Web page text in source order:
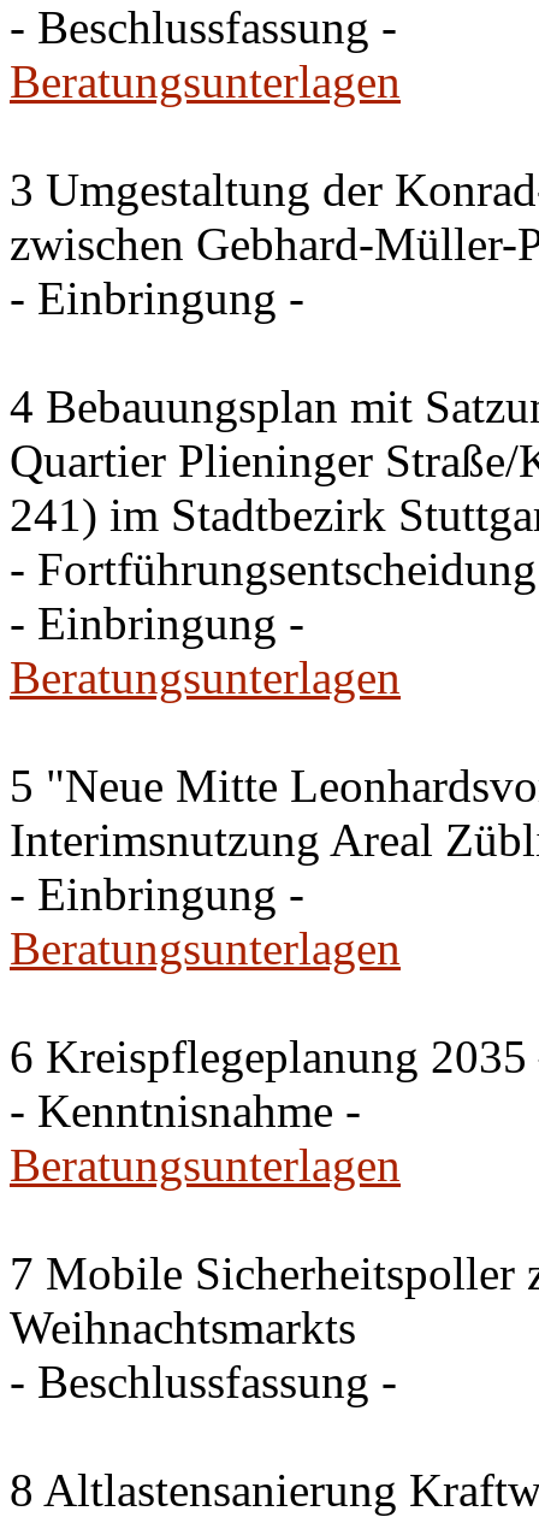
- Beschlussfassung -
Beratungsunterlagen
3 Umgestaltung der
zwischen Gebhard-Müller-
- Einbringung -
4 Bebauungsplan mit
Quartier Plieninger
241) im Stadtbezirk
- Fortführungsentscheidung
- Einbringung -
Beratungsunterlagen
5 "Neue Mitte
Interimsnutzung Areal
- Einbringung -
Beratungsunterlagen
6 Kreispflegeplanung
- Kenntnisnahme -
Beratungsunterlagen
7 Mobile Sicherheitspoller
Weihnachtsmarkts
- Beschlussfassung -
8 Altlastensanierung